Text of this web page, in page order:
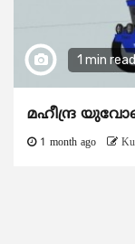
1 min read
മഹീന്ദ്ര
1 month ago